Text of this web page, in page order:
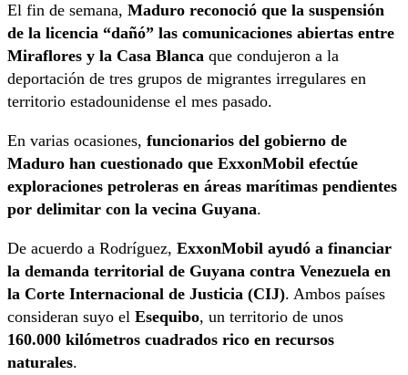
El fin de semana, Maduro reconoció que la suspensión
de la licencia “dañó” las comunicaciones abiertas entre
Miraflores y la Casa Blanca que condujeron a la
deportación de tres grupos de migrantes irregulares en
territorio estadounidense el mes pasado.
En varias ocasiones, funcionarios del gobierno de
Maduro han cuestionado que ExxonMobil efectúe
exploraciones petroleras en áreas marítimas pendientes
por delimitar con la vecina Guyana.
De acuerdo a Rodríguez, ExxonMobil ayudó a financiar
la demanda territorial de Guyana contra Venezuela en
la Corte Internacional de Justicia (CIJ). Ambos países
consideran suyo el Esequibo, un territorio de unos
160.000 kilómetros cuadrados rico en recursos
naturales.